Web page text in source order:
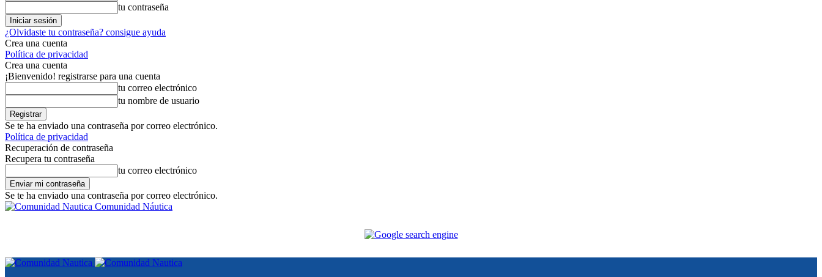
tu contraseña
¿Olvidaste tu contraseña? consigue ayuda
Crea una cuenta
Política de privacidad
Crea una cuenta
¡Bienvenido! registrarse para una cuenta
tu correo electrónico
tu nombre de usuario
Se te ha enviado una contraseña por correo electrónico.
Política de privacidad
Recuperación de contraseña
Recupera tu contraseña
tu correo electrónico
Se te ha enviado una contraseña por correo electrónico.
Comunidad Náutica